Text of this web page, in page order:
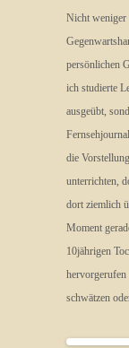
Nicht weniger
persönlichen
ich studierte
ausgeübt,
die
unterrichten,
dort ziemlich
Moment
10jährigen
hervorgerufen
schwätzen